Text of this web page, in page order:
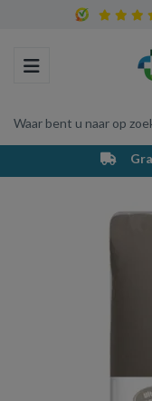
Toggle navigation
Waar bent u naar op